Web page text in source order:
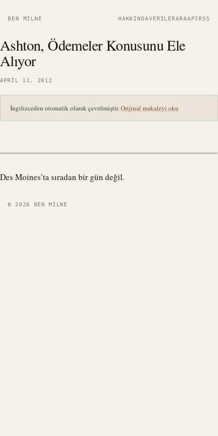
BEN MILNE HAKKINDAVERILERARAAPIRSS
Ashton, Ödemeler Konusunu Ele
Alıyor
APRIL 11, 2012
İngilizceden otomatik olarak çevrilmiştir.Orijinal makaleyi oku
Des Moines’ta sıradan bir gün değil.
© 2026 BEN MILNE